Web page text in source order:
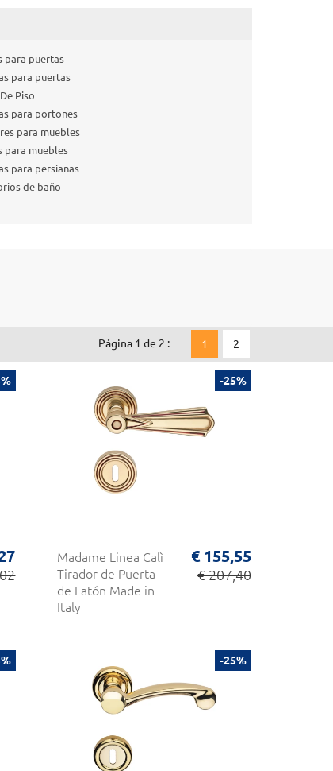
para puertas
para puertas
Piso
para portones
para muebles
para muebles
para persianas
de baño
Página 1 de 2 : 1 2
-25%
Madame Linea Calì
Tirador de Puerta
de Latón Made in
Italy
€ 155,55
€ 207,40
-25%